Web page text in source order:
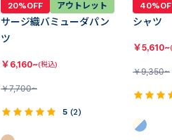
20%OFF アウトレット
サージ織バミューダパン
ツ
￥ 6,160~(税込)
￥7,700~
5 (2)
シャツ
￥5,610~
￥9,350~